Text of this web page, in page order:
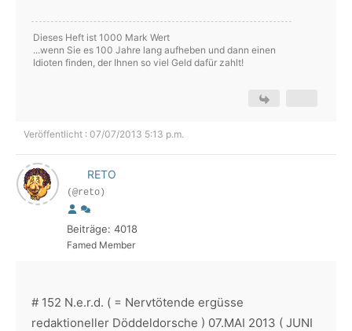
Dieses Heft ist 1000 Mark Wert
...wenn Sie es 100 Jahre lang aufheben und dann einen
Idioten finden, der Ihnen so viel Geld dafür zahlt!
Veröffentlicht : 07/07/2013 5:13 p.m.
RETO
(@reto)
Beiträge: 4018
Famed Member
# 152 N.e.r.d. ( = Nervtötende ergüsse
redaktioneller Döddeldorsche ) 07.MAI 2013 ( JUNI